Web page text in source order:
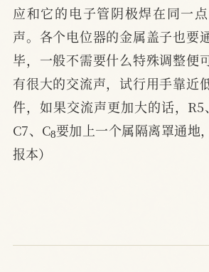
应和它的电子管阴极焊在同一
声。各个电位器的金属盖子也要
毕，一般不需要什么特殊调整便
有很大的交流声，试行用手靠近
件，如果交流声更加大的话，R5
C7、C8要加上一个属隔离罩通地
报本）